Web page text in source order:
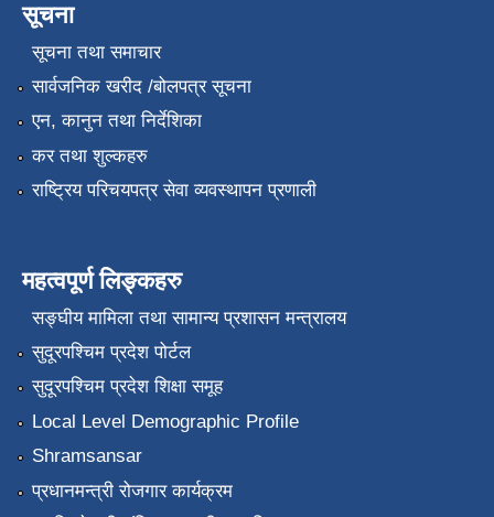
सूचना
सूचना तथा समाचार
सार्वजनिक खरीद /बोलपत्र सूचना
एन, कानुन तथा निर्देशिका
कर तथा शुल्कहरु
राष्ट्रिय परिचयपत्र सेवा व्यवस्थापन प्रणाली
महत्वपूर्ण लिङ्कहरु
सङ्‍घीय मामिला तथा सामान्य प्रशासन मन्त्रालय
सुदूरपश्चिम प्रदेश पोर्टल
सुदूरपश्चिम प्रदेश शिक्षा समूह
Local Level Demographic Profile
Shramsansar
प्रधानमन्त्री रोजगार कार्यक्रम